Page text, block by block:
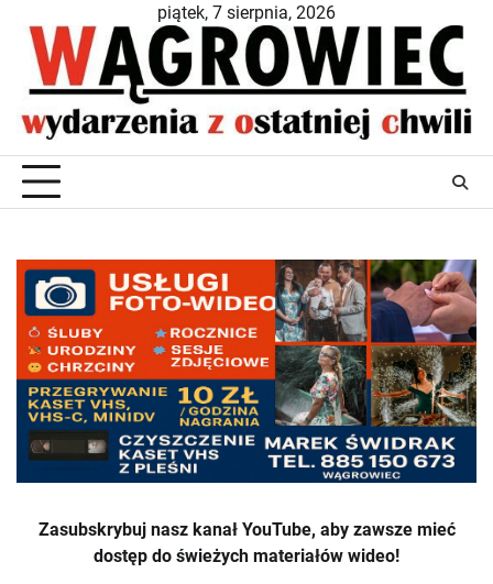
content
piątek, 7 sierpnia, 2026
Zasubskrybuj nasz kanał YouTube, aby zawsze mieć
dostęp do świeżych materiałów wideo!